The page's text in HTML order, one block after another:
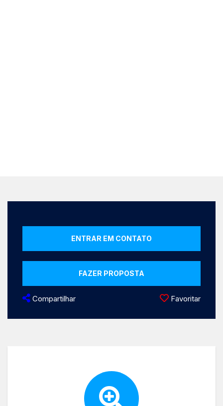
ENTRAR EM CONTATO
FAZER PROPOSTA
Compartilhar Favoritar